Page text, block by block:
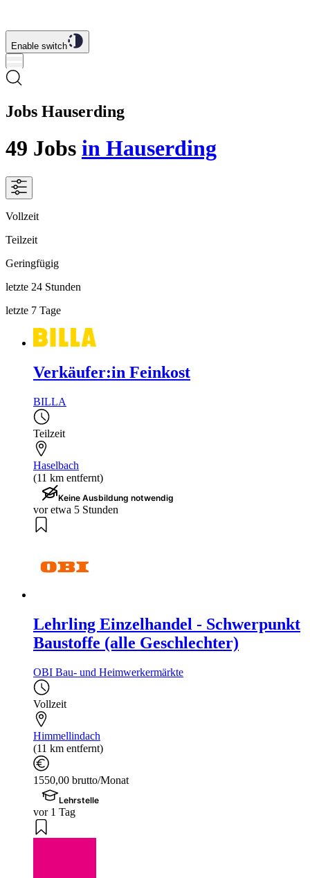
Enable switch
Jobs Hauserding
49 Jobs in Hauserding
Vollzeit
Teilzeit
Geringfügig
letzte 24 Stunden
letzte 7 Tage
Verkäufer:in Feinkost
BILLA
Teilzeit
Haselbach
(11 km entfernt)
Keine Ausbildung notwendig
vor etwa 5 Stunden
Lehrling Einzelhandel - Schwerpunkt
Baustoffe (alle Geschlechter)
OBI Bau- und Heimwerkermärkte
Vollzeit
Himmellindach
(11 km entfernt)
1550,00 brutto/Monat
Lehrstelle
vor 1 Tag